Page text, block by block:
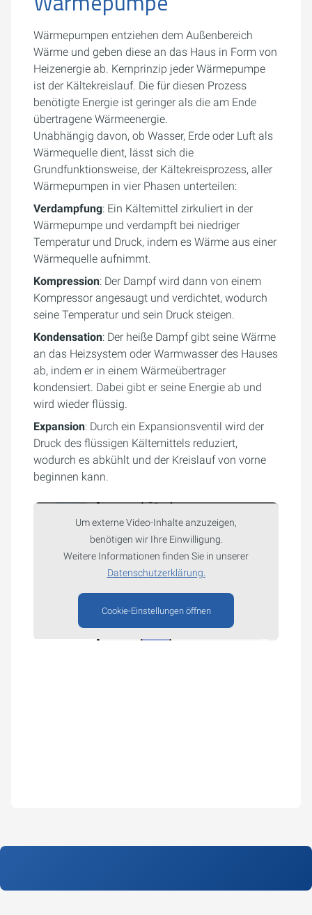
Wärmepumpen entziehen dem Außenbereich
Wärme und geben diese an das Haus in Form von
Heizenergie ab. Kernprinzip jeder Wärmepumpe
ist der Kältekreislauf. Die für diesen Prozess
benötigte Energie ist geringer als die am Ende
übertragene Wärmeenergie.
Unabhängig davon, ob Wasser, Erde oder Luft als
Wärmequelle dient, lässt sich die
Grundfunktionsweise, der Kältekreisprozess, aller
Wärmepumpen in vier Phasen unterteilen:
Verdampfung: Ein Kältemittel zirkuliert in der
Wärmepumpe und verdampft bei niedriger
Temperatur und Druck, indem es Wärme aus einer
Wärmequelle aufnimmt.
Kompression: Der Dampf wird dann von einem
Kompressor angesaugt und verdichtet, wodurch
seine Temperatur und sein Druck steigen.
Kondensation: Der heiße Dampf gibt seine Wärme
an das Heizsystem oder Warmwasser des Hauses
ab, indem er in einem Wärmeübertrager
kondensiert. Dabei gibt er seine Energie ab und
wird wieder flüssig.
Expansion: Durch ein Expansionsventil wird der
Druck des flüssigen Kältemittels reduziert,
wodurch es abkühlt und der Kreislauf von vorne
beginnen kann.
Um externe Video-Inhalte anzuzeigen,
benötigen wir Ihre Einwilligung.
Weitere Informationen finden Sie in unserer
Datenschutzerklärung.
Cookie-Einstellungen öffnen